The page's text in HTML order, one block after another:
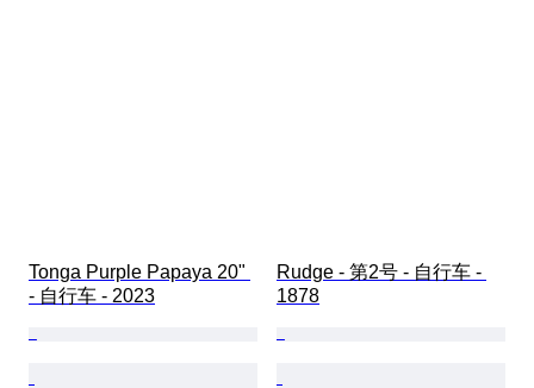
Tonga Purple Papaya 20"
- 自行车 - 2023
Rudge - 第2号 - 自行车 -
1878